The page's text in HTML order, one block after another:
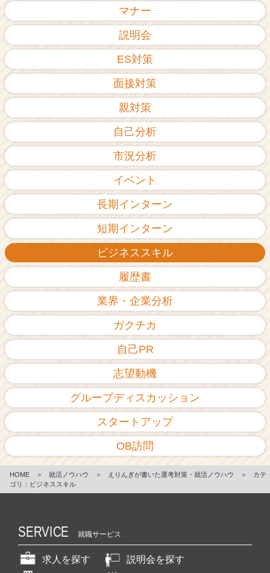
（C
e
r
a
e
r）
マナー
説明会
ES対策
面接対策
親対策
自己分析
市況分析
イベント
長期インターン
短期インターン
ビジネススキル
履歴書
業界・企業分析
ガクチカ
自己PR
志望動機
グループディスカッション
スタートアップ
OB訪問
HOME ＞ 就活ノウハウ ＞ えりんぎが書いた選考対策・就活ノウハウ ＞
カテ
ゴリ：ビジネススキル
SERVICE 就職サービス
求人を探す
説明会を探す